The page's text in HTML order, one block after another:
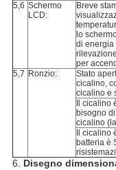
5,6 Schermo
LCD:
Breve
lo
di energia
per
5,7 Ronzio:
Stato
cicalino,
cicalino e
Il
bisogno
cicalino
Il
batteria è
6. Disegno